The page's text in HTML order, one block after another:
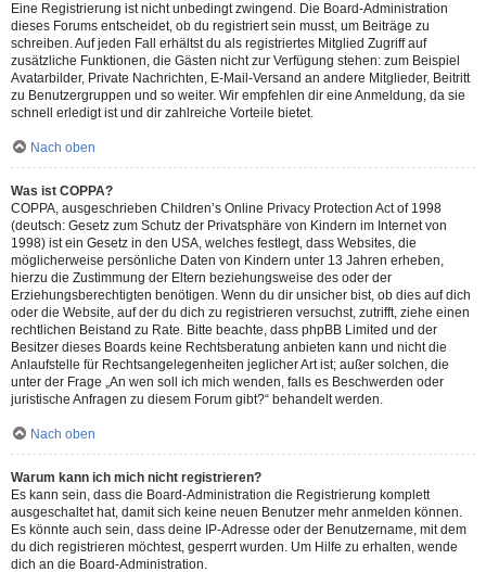
Eine Registrierung ist nicht unbedingt zwingend. Die Board-Administration
dieses Forums entscheidet, ob du registriert sein musst, um Beiträge zu
schreiben. Auf jeden Fall erhältst du als registriertes Mitglied Zugriff auf
zusätzliche Funktionen, die Gästen nicht zur Verfügung stehen: zum Beispiel
Avatarbilder, Private Nachrichten, E-Mail-Versand an andere Mitglieder, Beitritt
zu Benutzergruppen und so weiter. Wir empfehlen dir eine Anmeldung, da sie
schnell erledigt ist und dir zahlreiche Vorteile bietet.
Nach oben
Was ist COPPA?
COPPA, ausgeschrieben Children’s Online Privacy Protection Act of 1998
(deutsch: Gesetz zum Schutz der Privatsphäre von Kindern im Internet von
1998) ist ein Gesetz in den USA, welches festlegt, dass Websites, die
möglicherweise persönliche Daten von Kindern unter 13 Jahren erheben,
hierzu die Zustimmung der Eltern beziehungsweise des oder der
Erziehungsberechtigten benötigen. Wenn du dir unsicher bist, ob dies auf dich
oder die Website, auf der du dich zu registrieren versuchst, zutrifft, ziehe einen
rechtlichen Beistand zu Rate. Bitte beachte, dass phpBB Limited und der
Besitzer dieses Boards keine Rechtsberatung anbieten kann und nicht die
Anlaufstelle für Rechtsangelegenheiten jeglicher Art ist; außer solchen, die
unter der Frage „An wen soll ich mich wenden, falls es Beschwerden oder
juristische Anfragen zu diesem Forum gibt?“ behandelt werden.
Nach oben
Warum kann ich mich nicht registrieren?
Es kann sein, dass die Board-Administration die Registrierung komplett
ausgeschaltet hat, damit sich keine neuen Benutzer mehr anmelden können.
Es könnte auch sein, dass deine IP-Adresse oder der Benutzername, mit dem
du dich registrieren möchtest, gesperrt wurden. Um Hilfe zu erhalten, wende
dich an die Board-Administration.